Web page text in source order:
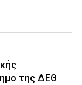
της ΔΕΘ